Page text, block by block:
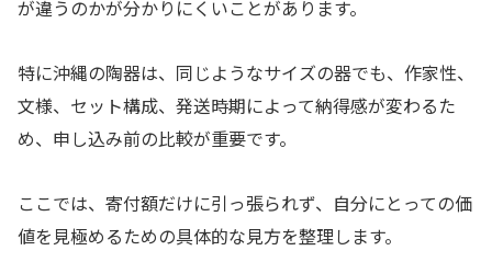
が違うのかが分かりにくいことがあります。
特に沖縄の陶器は、同じようなサイズの器でも、作家性、
文様、セット構成、発送時期によって納得感が変わるた
め、申し込み前の比較が重要です。
ここでは、寄付額だけに引っ張られず、自分にとっての価
値を見極めるための具体的な見方を整理します。